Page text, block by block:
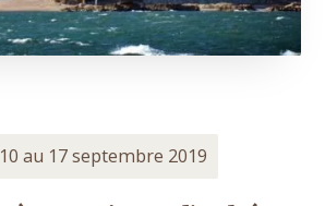
10 au 17 septembre 2019